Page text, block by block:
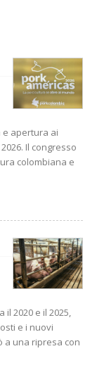
apertura ai
Il congresso
colombiana e
il 2020 e il 2025,
e i nuovi
a una ripresa con